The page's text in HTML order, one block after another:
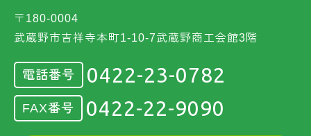
〒180-0004
武蔵野市吉祥寺本町1-10-7武蔵野商工会館3階
電話番号 0422-23-0782
FAX番号 0422-22-9090